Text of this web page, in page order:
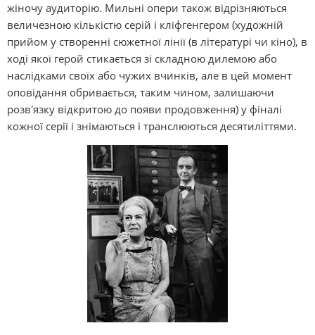
жіночу аудиторію. Мильні опери також відрізняються
величезною кількістю серій і кліфгенгером (художній
прийом у створенні сюжетної лінії (в літературі чи кіно), в
ході якої герой стикається зі складною дилемою або
наслідками своїх або чужих вчинків, але в цей момент
оповідання обривається, таким чином, залишаючи
розв'язку відкритою до появи продовження) у фіналі
кожної серії і знімаються і транслюються десятиліттями.